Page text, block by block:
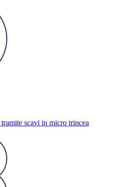
scavi in micro trincea